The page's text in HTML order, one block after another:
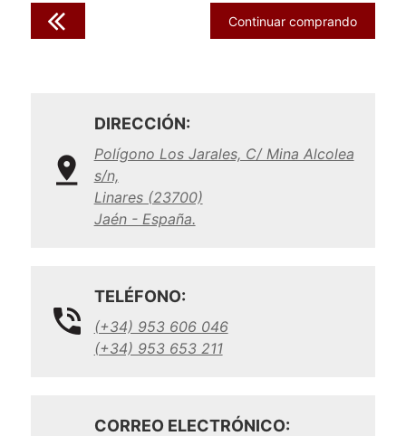
Continuar comprando
DIRECCIÓN:
Polígono Los Jarales, C/ Mina Alcolea
s/n,
Linares (23700)
Jaén - España.
TELÉFONO:
(+34) 953 606 046
(+34) 953 653 211
CORREO ELECTRÓNICO: